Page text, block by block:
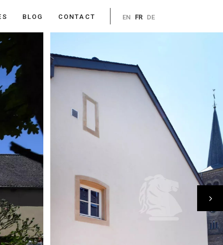
BLOG CONTACT EN FR DE